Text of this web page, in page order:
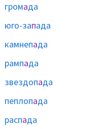
громада
юго-запада
камнепада
рампада
звездопада
пеплопада
распада